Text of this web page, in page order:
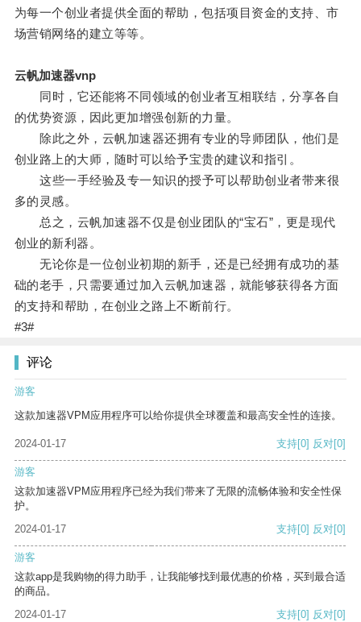
为每一个创业者提供全面的帮助，包括项目资金的支持、市
场营销网络的建立等等。
云帆加速器vnp
同时，它还能将不同领域的创业者互相联结，分享各自
的优势资源，因此更加增强创新的力量。
除此之外，云帆加速器还拥有专业的导师团队，他们是
创业路上的大师，随时可以给予宝贵的建议和指引。
这些一手经验及专一知识的授予可以帮助创业者带来很
多的灵感。
总之，云帆加速器不仅是创业团队的“宝石”，更是现代
创业的新利器。
无论你是一位创业初期的新手，还是已经拥有成功的基
础的老手，只需要通过加入云帆加速器，就能够获得各方面
的支持和帮助，在创业之路上不断前行。
#3#
评论
游客
这款加速器VPM应用程序可以给你提供全球覆盖和最高安全性的连接。
2024-01-17 支持[0] 反对[0]
游客
这款加速器VPM应用程序已经为我们带来了无限的流畅体验和安全性保
护。
2024-01-17
支持[0] 反对[0]
游客
这款app是我购物的得力助手，让我能够找到最优惠的价格，买到最合适
的商品。
2024-01-17
支持[0] 反对[0]